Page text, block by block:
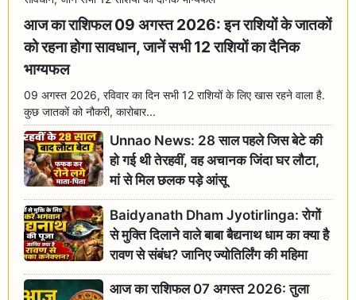
आज का राशिफल 09 अगस्त 2026: इन राशियों के जातकों
को रहना होगा सावधान, जानें सभी 12 राशियों का दैनिक
भाग्यफल
09 अगस्त 2026, रविवार का दिन सभी 12 राशियों के लिए खास रहने वाला है.
कुछ जातकों को नौकरी, कारोबार...
Unnao News: 28 साल पहले जिस बेटे की
हो गई थी तेरहवीं, वह अचानक जिंदा घर लौटा,
मां से मिल छलक पड़े आंसू
Baidyanath Dham Jyotirlinga: रोगों
से मुक्ति दिलाने वाले बाबा बैद्यनाथ धाम का क्या है
रावण से संबंध? जानिए ज्योतिर्लिंग की महिमा
आज का राशिफल 07 अगस्त 2026: तुला